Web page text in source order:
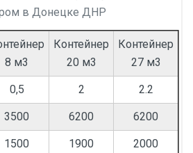
в Донецке ДНР
8 м3
Контейнер
20 м3
Контейнер
27 м3
0,5 2 2.2
3500 6200 6200
1500 1900 2000